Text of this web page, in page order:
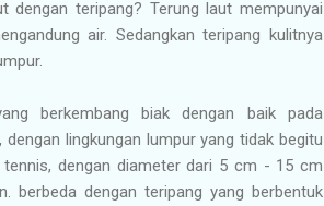
dengan teripang? Terung laut mempunyai
air. Sedangkan teripang kulitnya
berkembang biak dengan baik pada
lingkungan lumpur yang tidak begitu
dengan diameter dari 5 cm - 15 cm
berbeda dengan teripang yang berbentuk